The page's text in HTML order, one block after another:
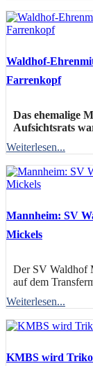
Waldhof-
Farrenkopf
Das ehemalige
Aufsichtsrats
Weiterlesen...
Mannheim: SV
Mickels
Der SV Waldhof
auf dem
Weiterlesen...
KMBS wird